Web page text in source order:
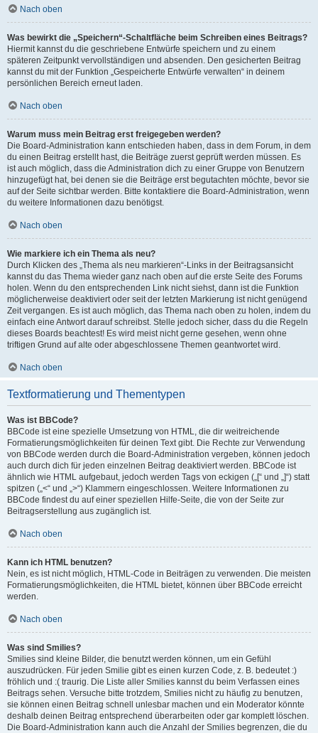
Nach oben
Was bewirkt die „Speichern“-Schaltfläche beim Schreiben eines Beitrags?
Hiermit kannst du die geschriebene Entwürfe speichern und zu einem
späteren Zeitpunkt vervollständigen und absenden. Den gesicherten Beitrag
kannst du mit der Funktion „Gespeicherte Entwürfe verwalten“ in deinem
persönlichen Bereich erneut laden.
Nach oben
Warum muss mein Beitrag erst freigegeben werden?
Die Board-Administration kann entschieden haben, dass in dem Forum, in dem
du einen Beitrag erstellt hast, die Beiträge zuerst geprüft werden müssen. Es
ist auch möglich, dass die Administration dich zu einer Gruppe von Benutzern
hinzugefügt hat, bei denen sie die Beiträge erst begutachten möchte, bevor sie
auf der Seite sichtbar werden. Bitte kontaktiere die Board-Administration, wenn
du weitere Informationen dazu benötigst.
Nach oben
Wie markiere ich ein Thema als neu?
Durch Klicken des „Thema als neu markieren“-Links in der Beitragsansicht
kannst du das Thema wieder ganz nach oben auf die erste Seite des Forums
holen. Wenn du den entsprechenden Link nicht siehst, dann ist die Funktion
möglicherweise deaktiviert oder seit der letzten Markierung ist nicht genügend
Zeit vergangen. Es ist auch möglich, das Thema nach oben zu holen, indem du
einfach eine Antwort darauf schreibst. Stelle jedoch sicher, dass du die Regeln
dieses Boards beachtest! Es wird meist nicht gerne gesehen, wenn ohne
triftigen Grund auf alte oder abgeschlossene Themen geantwortet wird.
Nach oben
Textformatierung und Thementypen
Was ist BBCode?
BBCode ist eine spezielle Umsetzung von HTML, die dir weitreichende
Formatierungsmöglichkeiten für deinen Text gibt. Die Rechte zur Verwendung
von BBCode werden durch die Board-Administration vergeben, können jedoch
auch durch dich für jeden einzelnen Beitrag deaktiviert werden. BBCode ist
ähnlich wie HTML aufgebaut, jedoch werden Tags von eckigen („[“ und „]“) statt
spitzen („<“ und „>“) Klammern eingeschlossen. Weitere Informationen zu
BBCode findest du auf einer speziellen Hilfe-Seite, die von der Seite zur
Beitragserstellung aus zugänglich ist.
Nach oben
Kann ich HTML benutzen?
Nein, es ist nicht möglich, HTML-Code in Beiträgen zu verwenden. Die meisten
Formatierungsmöglichkeiten, die HTML bietet, können über BBCode erreicht
werden.
Nach oben
Was sind Smilies?
Smilies sind kleine Bilder, die benutzt werden können, um ein Gefühl
auszudrücken. Für jeden Smilie gibt es einen kurzen Code, z. B. bedeutet :)
fröhlich und :( traurig. Die Liste aller Smilies kannst du beim Verfassen eines
Beitrags sehen. Versuche bitte trotzdem, Smilies nicht zu häufig zu benutzen,
sie können einen Beitrag schnell unlesbar machen und ein Moderator könnte
deshalb deinen Beitrag entsprechend überarbeiten oder gar komplett löschen.
Die Board-Administration kann auch die Anzahl der Smilies begrenzen, die du